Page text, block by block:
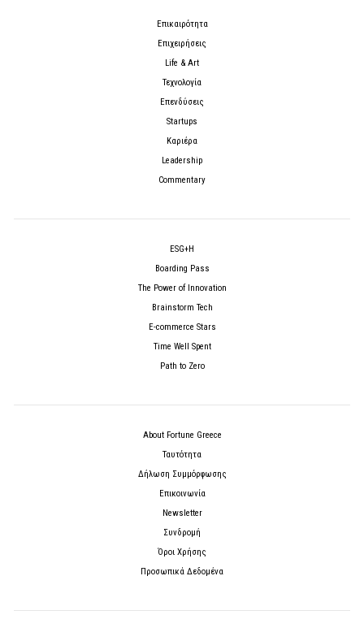
Επικαιρότητα
Επιχειρήσεις
Life & Art
Τεχνολογία
Επενδύσεις
Startups
Καριέρα
Leadership
Commentary
ESG+H
Boarding Pass
The Power of Innovation
Brainstorm Tech
E-commerce Stars
Time Well Spent
Path to Zero
About Fortune Greece
Ταυτότητα
Δήλωση Συμμόρφωσης
Επικοινωνία
Newsletter
Συνδρομή
Όροι Χρήσης
Προσωπικά Δεδομένα